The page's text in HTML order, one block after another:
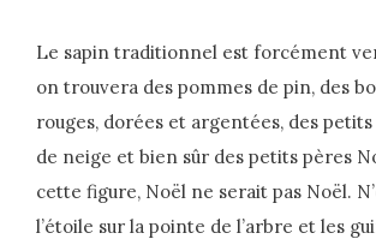
Le sapin traditionnel est forcément
on trouvera des pommes de pin, des
rouges, dorées et argentées, des
de neige et bien sûr des petits pères
cette figure, Noël ne serait pas Noël.
l’étoile sur la pointe de l’arbre et les